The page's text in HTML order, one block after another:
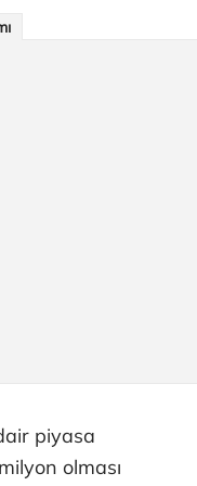
piyasa
olması